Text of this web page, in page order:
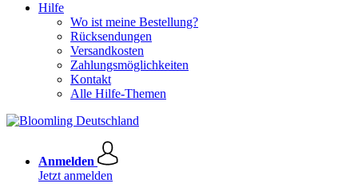
Hilfe
Wo ist meine Bestellung?
Rücksendungen
Versandkosten
Zahlungsmöglichkeiten
Kontakt
Alle Hilfe-Themen
Anmelden
Jetzt anmelden